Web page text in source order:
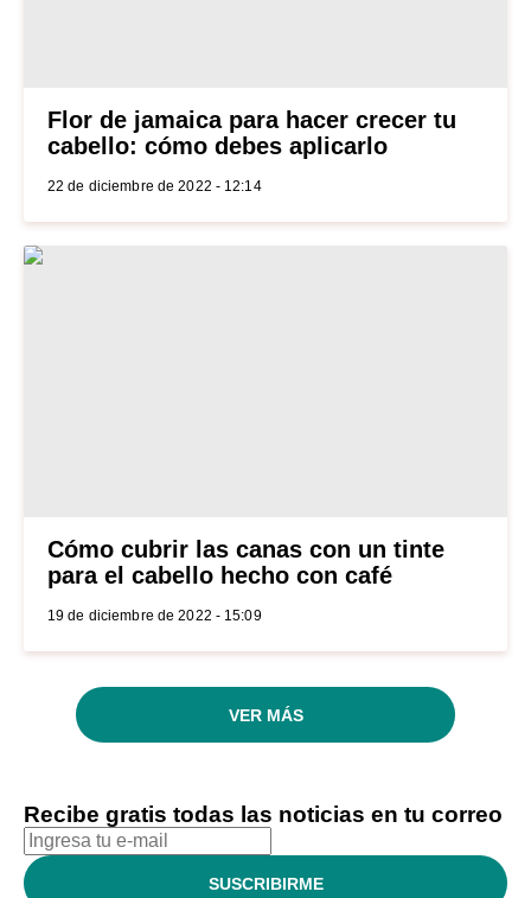
Flor de jamaica para hacer crecer tu
cabello: cómo debes aplicarlo
22 de diciembre de 2022 - 12:14
Cómo cubrir las canas con un tinte
para el cabello hecho con café
19 de diciembre de 2022 - 15:09
VER MÁS
Recibe gratis todas las noticias en tu correo
SUSCRIBIRME